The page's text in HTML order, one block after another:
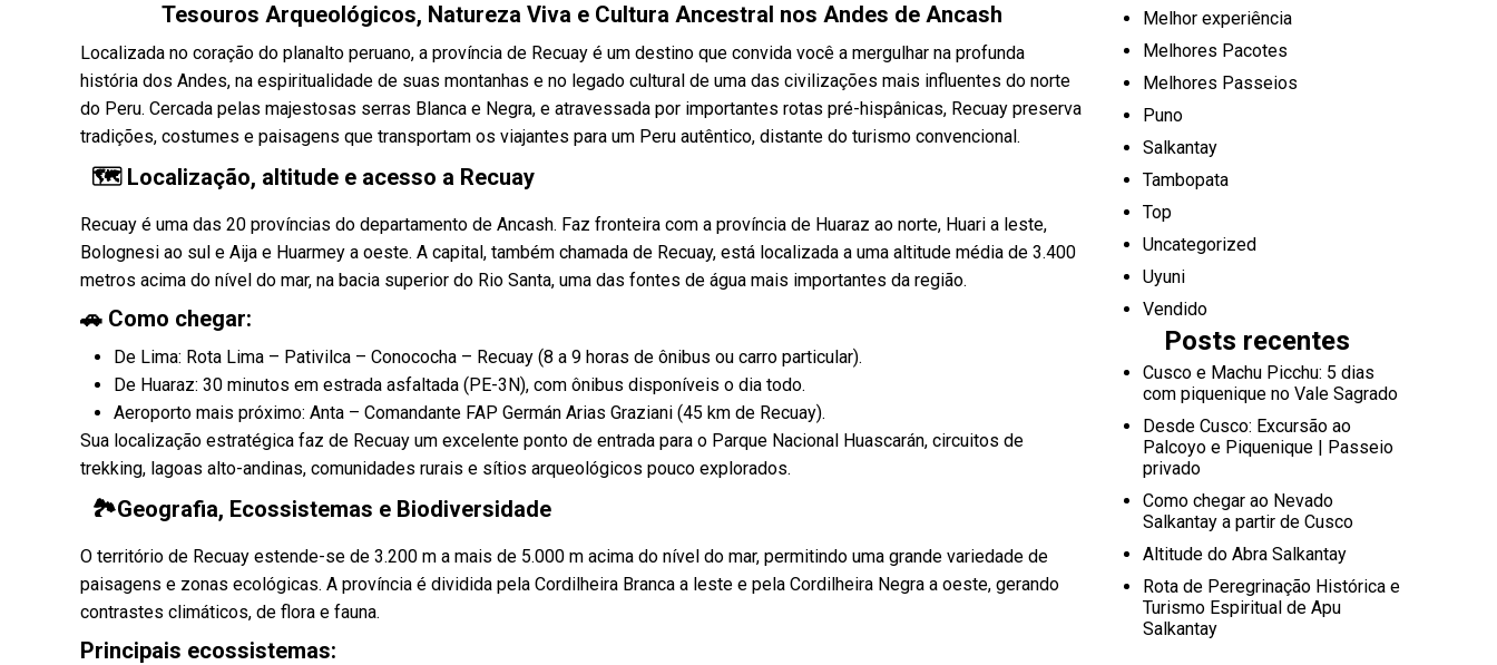
Tesouros Arqueológicos, Natureza Viva e Cultura Ancestral nos Andes de Ancash
Localizada no coração do planalto peruano, a província de Recuay é um destino que convida você a mergulhar na profunda
história dos Andes, na espiritualidade de suas montanhas e no legado cultural de uma das civilizações mais influentes do norte
do Peru. Cercada pelas majestosas serras Blanca e Negra, e atravessada por importantes rotas pré-hispânicas, Recuay preserva
tradições, costumes e paisagens que transportam os viajantes para um Peru autêntico, distante do turismo convencional.
🗺️ Localização, altitude e acesso a Recuay
Recuay é uma das 20 províncias do departamento de Ancash. Faz fronteira com a província de Huaraz ao norte, Huari a leste,
Bolognesi ao sul e Aija e Huarmey a oeste. A capital, também chamada de Recuay, está localizada a uma altitude média de 3.400
metros acima do nível do mar, na bacia superior do Rio Santa, uma das fontes de água mais importantes da região.
🚗 Como chegar:
De Lima: Rota Lima – Pativilca – Conococha – Recuay (8 a 9 horas de ônibus ou carro particular).
De Huaraz: 30 minutos em estrada asfaltada (PE-3N), com ônibus disponíveis o dia todo.
Aeroporto mais próximo: Anta – Comandante FAP Germán Arias Graziani (45 km de Recuay).
Sua localização estratégica faz de Recuay um excelente ponto de entrada para o Parque Nacional Huascarán, circuitos de
trekking, lagoas alto-andinas, comunidades rurais e sítios arqueológicos pouco explorados.
🏞️Geografia, Ecossistemas e Biodiversidade
O território de Recuay estende-se de 3.200 m a mais de 5.000 m acima do nível do mar, permitindo uma grande variedade de
paisagens e zonas ecológicas. A província é dividida pela Cordilheira Branca a leste e pela Cordilheira Negra a oeste, gerando
contrastes climáticos, de flora e fauna.
Principais ecossistemas:
Melhor experiência
Melhores Pacotes
Melhores Passeios
Puno
Salkantay
Tambopata
Top
Uncategorized
Uyuni
Vendido
Posts recentes
Cusco e Machu Picchu: 5 dias
com piquenique no Vale Sagrado
Desde Cusco: Excursão ao
Palcoyo e Piquenique | Passeio
privado
Como chegar ao Nevado
Salkantay a partir de Cusco
Altitude do Abra Salkantay
Rota de Peregrinação Histórica e
Turismo Espiritual de Apu
Salkantay